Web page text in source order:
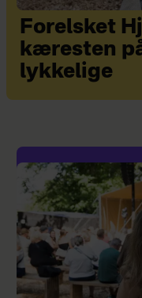
Forelsket
kæresten
lykkelige